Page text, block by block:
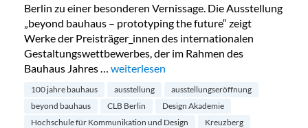
Berlin zu einer besonderen Vernissage. Die Ausstellung
„beyond bauhaus – prototyping the future“ zeigt
Werke der Preisträger_innen des internationalen
Gestaltungswettbewerbes, der im Rahmen des
Bauhaus Jahres … „Beyond Bauhaus –
weiterlesen
100 jahre bauhaus ausstellung
ausstellungseröffnung
beyond bauhaus
CLB Berlin
Design Akademie
Hochschule für Kommunikation und Design
Kreuzberg